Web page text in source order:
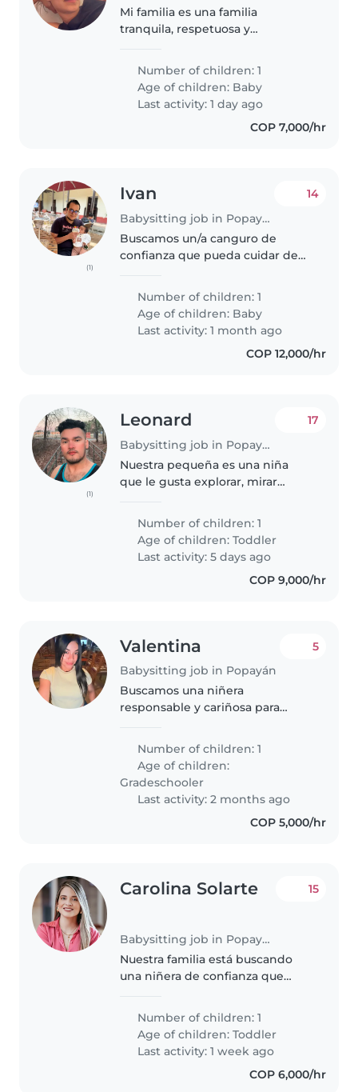
Mi familia es una familia
tranquila, respetuosa y
cuidado del bebé somos
exigentes con nuestra decisión
de crianza y esperamos que eso
lo acojan y respeten..
Number of children: 1
Age of children: Baby
Last activity: 1 day ago
COP 7,000/hr
(1)
Ivan
Babysitting job in Popayán
14
Buscamos un/a canguro de
confianza que pueda cuidar de
tranquilo. Nos gustaría que la
persona se pueda encargar de la
atención de nuestro hijo en
nuestra..
Number of children: 1
Age of children: Baby
Last activity: 1 month ago
COP 12,000/hr
(1)
Leonard
Babysitting job in Popayán
17
Nuestra pequeña es una niña
que le gusta explorar, mirar
y a los libros básicamente. Al
inicio es muy reservada..
Number of children: 1
Age of children:Toddler
Last activity: 5 days ago
COP 9,000/hr
Valentina
Babysitting job in Popayán
5
Buscamos una niñera
responsable y cariñosa para
lleno de energía, independiente
y muy juguetón. Nos encantaría
alguien que pueda ayudar con
Number of children: 1
Age of children:
Gradeschooler
Last activity: 2 months ago
COP 5,000/hr
Carolina Solarte
Babysitting job in Popayán
15
Nuestra familia está buscando
una niñera de confianza que
princesa de 1 año 4 meses.
Necesitamos alguien que se
sienta cómodo con las mascotas
y la cocina...
Number of children: 1
Age of children:Toddler
Last activity: 1 week ago
COP 6,000/hr